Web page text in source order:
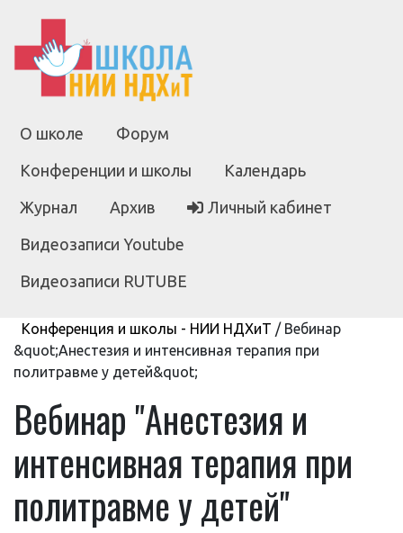
О школе Форум
Конференции и школы Календарь
Журнал Архив Личный кабинет
Видеозаписи Youtube
Видеозаписи RUTUBE
Конференция и школы - НИИ НДХиТ / Вебинар
&quot;Анестезия и интенсивная терапия при
политравме у детей&quot;
Вебинар "Анестезия и
интенсивная терапия при
политравме у детей"